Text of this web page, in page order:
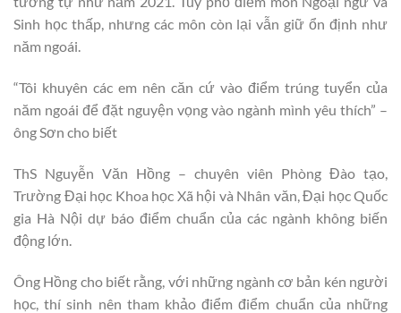
Sinh học thấp, nhưng các môn còn lại vẫn giữ ổn định như
năm ngoái.
“Tôi khuyên các em nên căn cứ vào điểm trúng tuyển của
năm ngoái để đặt nguyện vọng vào ngành mình yêu thích” –
ông Sơn cho biết
ThS Nguyễn Văn Hồng – chuyên viên Phòng Đào tạo,
Trường Đại học Khoa học Xã hội và Nhân văn, Đại học Quốc
gia Hà Nội dự báo điểm chuẩn của các ngành không biến
động lớn.
Ông Hồng cho biết rằng, với những ngành cơ bản kén người
học, thí sinh nên tham khảo điểm điểm chuẩn của những